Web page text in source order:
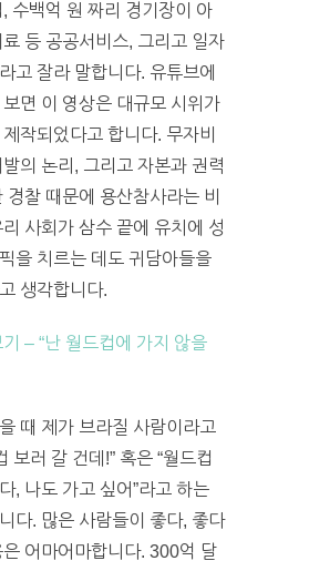
수백억 원 짜리 경기장이 아
등 공공서비스, 그리고 일자
고 잘라 말합니다. 유튜브에
면 이 영상은 대규모 시위가
작되었다고 합니다. 무자비
의 논리, 그리고 자본과 권력
경찰 때문에 용산참사라는 비
사회가 삼수 끝에 유치에 성
을 치르는 데도 귀담아들을
생각합니다.
– “난 월드컵에 가지 않을
때 제가 브라질 사람이라고
보러 갈 건데!” 혹은 “월드컵
, 나도 가고 싶어”라고 하는
다. 많은 사람들이 좋다, 좋다
어마어마합니다. 300억 달